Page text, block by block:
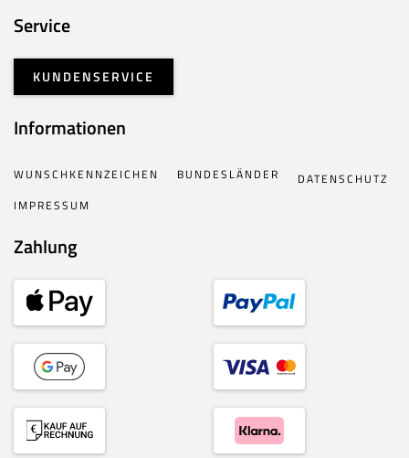
Service
KUNDENSERVICE
Informationen
WUNSCHKENNZEICHEN BUNDESLÄNDER
DATENSCHUTZ
IMPRESSUM
Zahlung